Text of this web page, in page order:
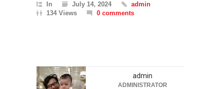
In July 14, 2024
admin
134 Views
0 comments
admin
ADMINISTRATOR